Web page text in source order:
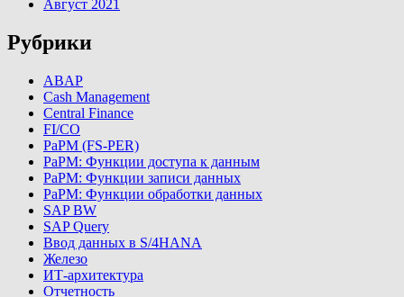
Август 2021
Рубрики
ABAP
Cash Management
Central Finance
FI/CO
PaPM (FS-PER)
PaPM: Функции доступа к данным
PaPM: Функции записи данных
PaPM: Функции обработки данных
SAP BW
SAP Query
Ввод данных в S/4HANA
Железо
ИТ-архитектура
Отчетность